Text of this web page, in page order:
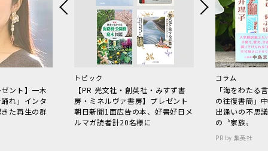
ント】一木
れ」インタ
た再生の群
トピック
【PR 光文社・創英社・みすず書
房・ミネルヴァ書房】プレゼント
朝日新聞1面広告の本、好書好日メ
ルマガ読者計20名様に
コラム
「海をわた
の往復書簡」
出逢いの不思
の〝家族〟
PR by 集英社